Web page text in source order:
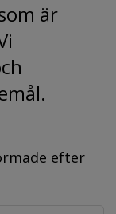
är
efter